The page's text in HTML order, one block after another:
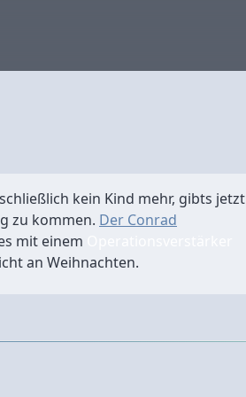
kein Kind mehr, gibts jetzt
zu kommen. Der Conrad
mit einem
an Weihnachten.